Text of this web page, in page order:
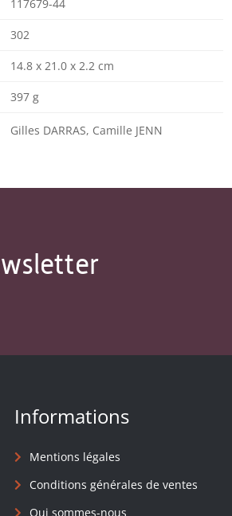
117679-44
302
14.8 x 21.0 x 2.2 cm
397 g
Gilles DARRAS, Camille JENN
Informations
Mentions légales
Conditions générales de ventes
Qui sommes-nous